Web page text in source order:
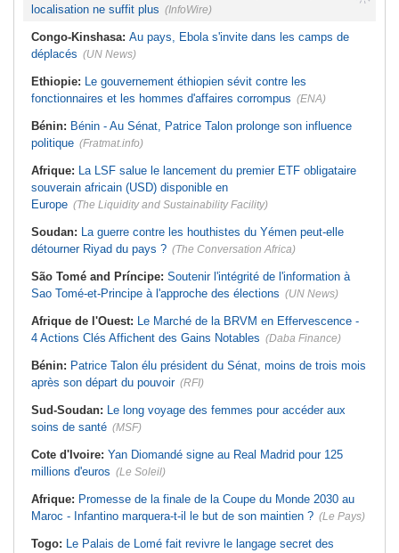
localisation ne suffit plus (InfoWire)
Congo-Kinshasa: Au pays, Ebola s'invite dans les camps de
déplacés (UN News)
Ethiopie: Le gouvernement éthiopien sévit contre les
fonctionnaires et les hommes d'affaires corrompus (ENA)
Bénin: Bénin - Au Sénat, Patrice Talon prolonge son influence
politique (Fratmat.info)
Afrique: La LSF salue le lancement du premier ETF obligataire
souverain africain (USD) disponible en
Europe (The Liquidity and Sustainability Facility)
Soudan: La guerre contre les houthistes du Yémen peut-elle
détourner Riyad du pays ? (The Conversation Africa)
São Tomé and Príncipe: Soutenir l'intégrité de l'information à
Sao Tomé-et-Principe à l'approche des élections (UN News)
Afrique de l'Ouest: Le Marché de la BRVM en Effervescence -
4 Actions Clés Affichent des Gains Notables (Daba Finance)
Bénin: Patrice Talon élu président du Sénat, moins de trois mois
après son départ du pouvoir (RFI)
Sud-Soudan: Le long voyage des femmes pour accéder aux
soins de santé (MSF)
Cote d'Ivoire: Yan Diomandé signe au Real Madrid pour 125
millions d'euros (Le Soleil)
Afrique: Promesse de la finale de la Coupe du Monde 2030 au
Maroc - Infantino marquera-t-il le but de son maintien ? (Le Pays)
Togo: Le Palais de Lomé fait revivre le langage secret des